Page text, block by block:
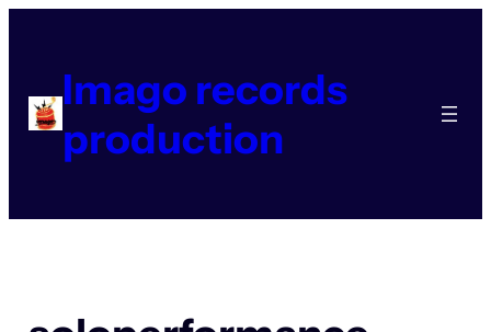
contenuImago records
production